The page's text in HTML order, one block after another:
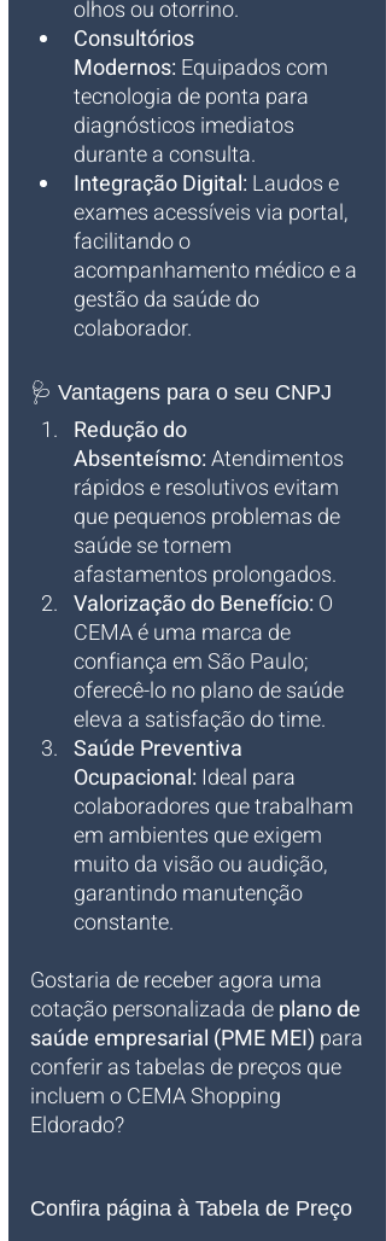
olhos ou otorrino.
Consultórios
Modernos: Equipados com
tecnologia de ponta para
diagnósticos imediatos
durante a consulta.
Integração Digital: Laudos e
exames acessíveis via portal,
facilitando o
acompanhamento médico e a
gestão da saúde do
colaborador.
🩺 Vantagens para o seu CNPJ
Redução do
Absenteísmo: Atendimentos
rápidos e resolutivos evitam
que pequenos problemas de
saúde se tornem
afastamentos prolongados.
Valorização do Benefício: O
CEMA é uma marca de
confiança em São Paulo;
oferecê-lo no plano de saúde
eleva a satisfação do time.
Saúde Preventiva
Ocupacional: Ideal para
colaboradores que trabalham
em ambientes que exigem
muito da visão ou audição,
garantindo manutenção
constante.
Gostaria de receber agora uma
cotação personalizada de plano de
saúde empresarial (PME MEI) para
conferir as tabelas de preços que
incluem o CEMA Shopping
Eldorado?
Confira página à Tabela de Preço